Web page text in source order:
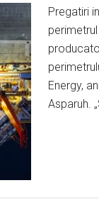
Pregatiri
Energy,
Asparuh.